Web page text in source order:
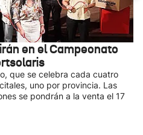
en el Campeonato
que se celebra cada cuatro
uno por provincia. Las
se pondrán a la venta el 17